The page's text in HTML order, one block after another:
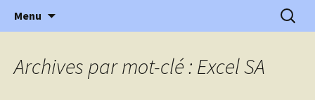
l'Automobile Ancienne
l'automobile ancienne : articles, historiques
…
Menu
Archives par mot-clé : Excel SA